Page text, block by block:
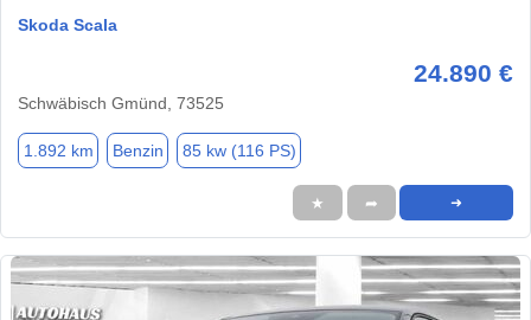
Skoda Scala
24.890 €
Schwäbisch Gmünd, 73525
1.892 km Benzin 85 kw (116 PS)
★ ➦ ➜